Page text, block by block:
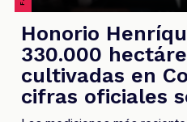
Honorio
330.000
cultivadas en
cifras oficiales